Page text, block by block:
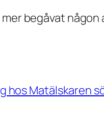
begåvat
hos Matälskaren